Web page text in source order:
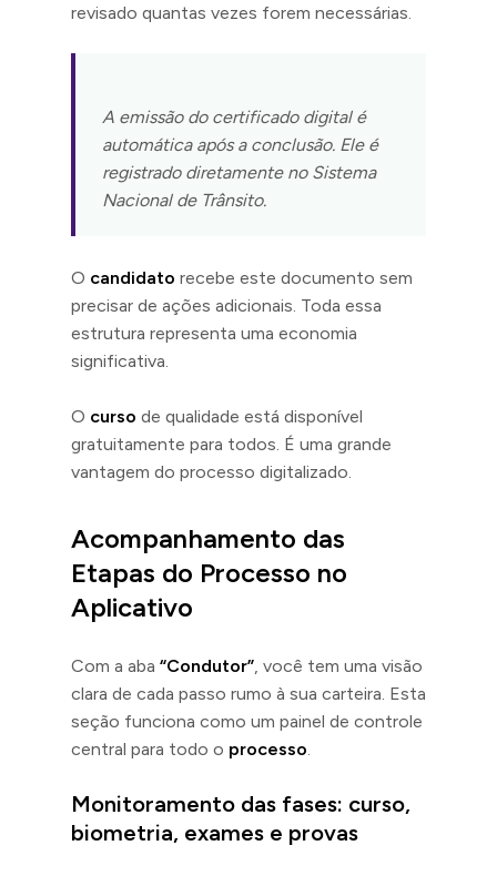
revisado quantas vezes forem necessárias.
A emissão do certificado digital é
automática após a conclusão. Ele é
registrado diretamente no Sistema
Nacional de Trânsito.
O candidato recebe este documento sem
precisar de ações adicionais. Toda essa
estrutura representa uma economia
significativa.
O curso de qualidade está disponível
gratuitamente para todos. É uma grande
vantagem do processo digitalizado.
Acompanhamento das
Etapas do Processo no
Aplicativo
Com a aba “Condutor”, você tem uma visão
clara de cada passo rumo à sua carteira. Esta
seção funciona como um painel de controle
central para todo o processo.
Monitoramento das fases: curso,
biometria, exames e provas